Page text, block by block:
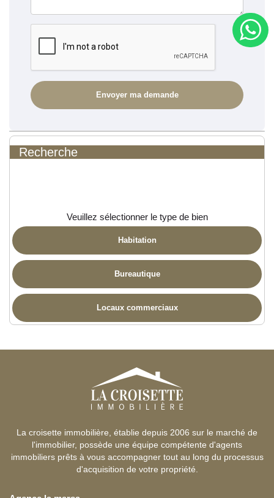
Recherche
Veuillez sélectionner le type de bien
Habitation
Bureautique
Locaux commerciaux
La croisette immobilière, établie depuis 2006 sur le marché de
l'immobilier, possède une équipe compétente d'agents
immobiliers prêts à vous accompagner tout au long du processus
d'acquisition de votre propriété.